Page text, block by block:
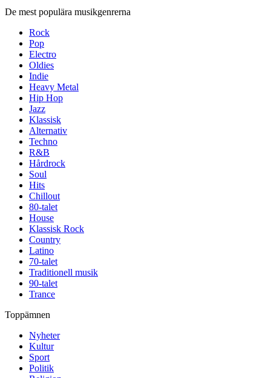
De mest populära musikgenrerna
Rock
Pop
Electro
Oldies
Indie
Heavy Metal
Hip Hop
Jazz
Klassisk
Alternativ
Techno
R&B
Hårdrock
Soul
Hits
Chillout
80-talet
House
Klassisk Rock
Country
Latino
70-talet
Traditionell musik
90-talet
Trance
Toppämnen
Nyheter
Kultur
Sport
Politik